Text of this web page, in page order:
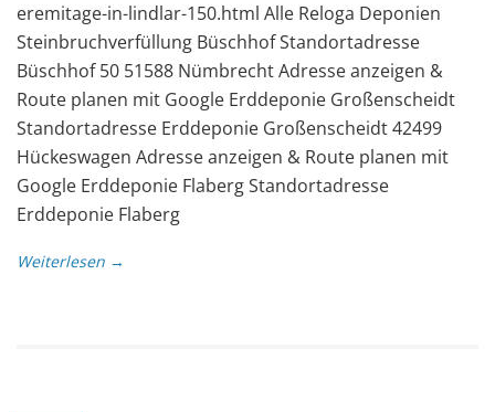
eremitage-in-lindlar-150.html Alle Reloga Deponien
Steinbruchverfüllung Büschhof Standortadresse
Büschhof 50 51588 Nümbrecht Adresse anzeigen &
Route planen mit Google Erddeponie Großenscheidt
Standortadresse Erddeponie Großenscheidt 42499
Hückeswagen Adresse anzeigen & Route planen mit
Google Erddeponie Flaberg Standortadresse
Erddeponie Flaberg
Weiterlesen →